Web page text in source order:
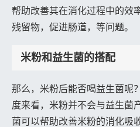
帮助改善其在消化过程中的效
残留物，促进肠道，等问题。
米粉和益生菌的搭配
那么，米粉后能否喝益生菌呢
度来看，米粉并不会与益生菌
菌可以帮助改善米粉的消化吸